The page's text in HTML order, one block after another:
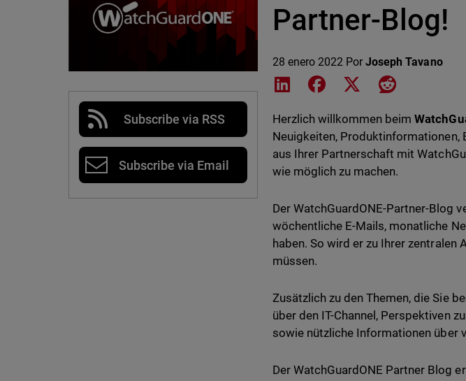
Subscribe via RSS
Subscribe via Email
Partner-Blog!
28 enero 2022 PorJoseph Tavano
Share on LinkedIn
Share on Facebook
Share on XShare on
Herzlich willkommen beim
Neuigkeiten, Produktinformationen,
aus Ihrer Partnerschaft mit
wie möglich zu machen.
Der WatchGuardONE-Partner-Blog
wöchentliche E-Mails, monatliche
haben. So wird er zu Ihrer zentralen
müssen.
Zusätzlich zu den Themen, die Sie
über den IT-Channel, Perspektiven
sowie nützliche Informationen über
Der WatchGuardONE Partner Blog